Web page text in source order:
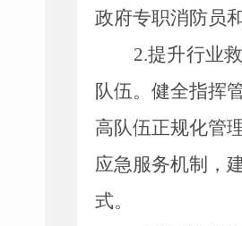
政府专职消防员
2.提升行业
队伍。健全指挥
高队伍正规化管
应急服务机制，
式。